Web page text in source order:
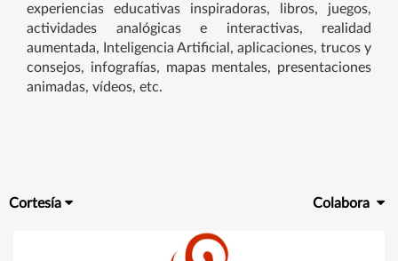
experiencias educativas inspiradoras, libros, juegos,
actividades analógicas e interactivas, realidad
aumentada, Inteligencia Artificial, aplicaciones, trucos y
consejos, infografías, mapas mentales, presentaciones
animadas, vídeos, etc.
Cortesía Colabora